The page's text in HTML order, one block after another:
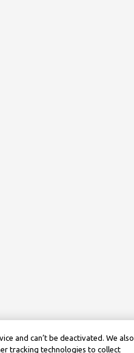
and can’t be deactivated. We also
tracking technologies to collect